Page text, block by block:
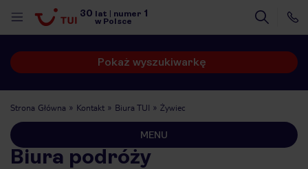
30 lat numer 1
w Polsce
Pokaż wyszukiwarkę
Strona Główna Kontakt Biura TUI Żywiec
MENU
Biura podróży